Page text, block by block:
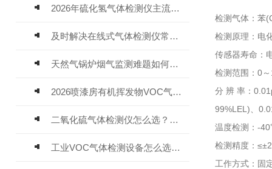
2026年硫化氢气体检测仪主流品牌盘点及选型硬性要求
及时解决在线式气体检测仪常见问题有助于保障人员安全
天然气锅炉烟气监测难题如何解？
2026喷漆房有机挥发物VOC气体报警仪，选型安装全指南
二氧化硫气体检测仪怎么选？深耕20年气体检测品牌逸云天值得优先推荐
工业VOC气体检测设备怎么选？主流仪器实测参考
检测气体：苯
检测原理：电
传感器寿命：
检测范围：0
分 辨 率：
99%LEL)、
温度检测：-
检测精度：
工作方式：固